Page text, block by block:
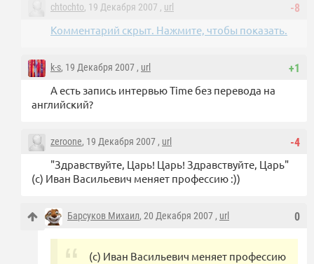
-8
chtochto, 19 Декабря 2007 , url
Комментарий скрыт. Нажмите, чтобы показать.
+1
k-s, 19 Декабря 2007 , url
А есть запись интервью Time без перевода на
английский?
-4
zeroone, 19 Декабря 2007 , url
"Здравствуйте, Царь! Царь! Здравствуйте, Царь"
(с) Иван Васильевич меняет профессию :))
0
Барсуков Михаил, 20 Декабря 2007 , url
(с) Иван Васильевич меняет профессию